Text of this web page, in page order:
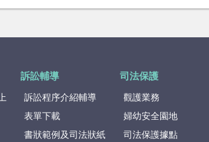
訴訟輔導
訴訟程序介紹輔導
表單下載
書狀範例及司法狀紙
司法保護
觀護業務
婦幼安全園地
司法保護據點